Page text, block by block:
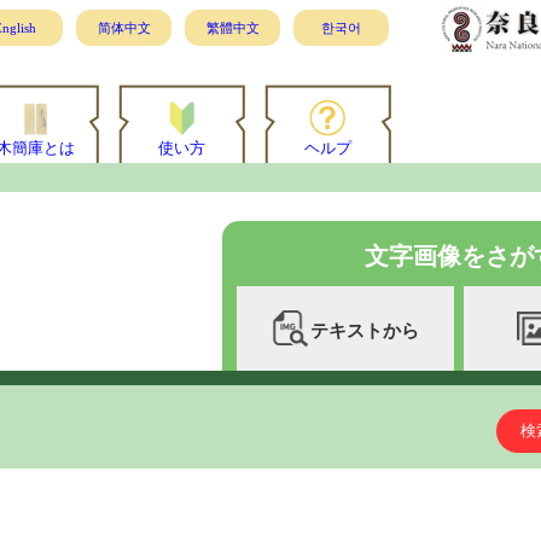
简体中文 繁體中文 한국어
簡庫とは 使い方 ヘルプ
文字画像をさが
テキストから
検